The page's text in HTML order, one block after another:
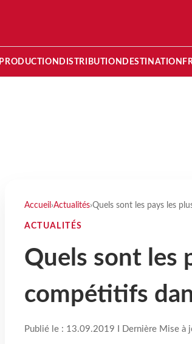
PRODUCTION DISTRIBUTION DESTINATION
Accueil ›Actualités›Quels sont les pays les
ACTUALITÉS
Quels sont les
compétitifs
Publié le : 13.09.2019 I Dernière Mise à